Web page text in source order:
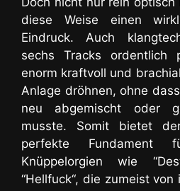
diese Weise einen
Eindruck. Auch
sechs Tracks ordentlich
enorm kraftvoll und
Anlage dröhnen, ohne
neu abgemischt oder
musste. Somit bietet
perfekte Fundament
Knüppelorgien wie
“Hellfuck“, die zumeist